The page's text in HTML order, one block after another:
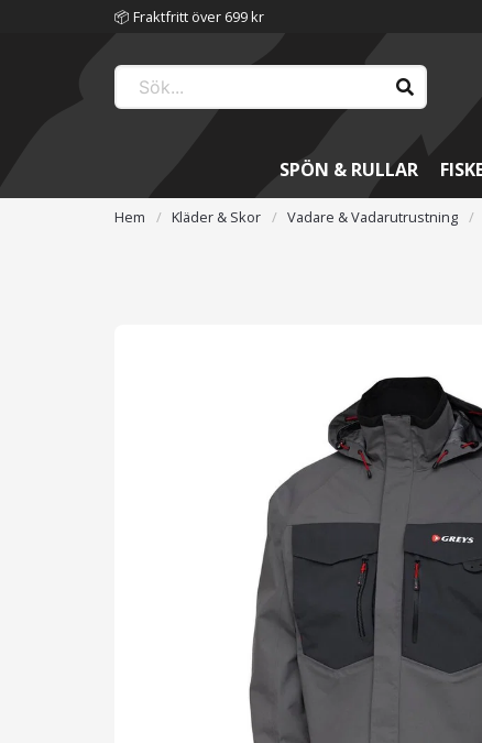
📦 Fraktfritt över 699 kr
SPÖN & RULLAR
Hem Kläder & Skor Vadare & Vadarutrustning